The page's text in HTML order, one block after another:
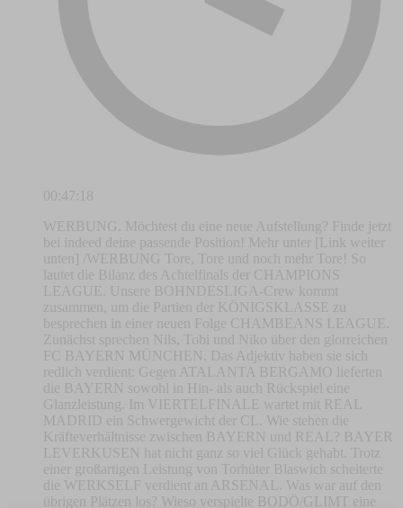
00:47:18
WERBUNG. Möchtest du eine neue Aufstellung? Finde jetzt
bei indeed deine passende Position! Mehr unter [Link weiter
unten] /WERBUNG Tore, Tore und noch mehr Tore! So
lautet die Bilanz des Achtelfinals der CHAMPIONS
LEAGUE. Unsere BOHNDESLIGA-Crew kommt
zusammen, um die Partien der KÖNIGSKLASSE zu
besprechen in einer neuen Folge CHAMBEANS LEAGUE.
Zunächst sprechen Nils, Tobi und Niko über den glorreichen
FC BAYERN MÜNCHEN. Das Adjektiv haben sie sich
redlich verdient: Gegen ATALANTA BERGAMO lieferten
die BAYERN sowohl in Hin- als auch Rückspiel eine
Glanzleistung. Im VIERTELFINALE wartet mit REAL
MADRID ein Schwergewicht der CL. Wie stehen die
Kräfteverhältnisse zwischen BAYERN und REAL? BAYER
LEVERKUSEN hat nicht ganz so viel Glück gehabt. Trotz
einer großartigen Leistung von Torhüter Blaswich scheiterte
die WERKSELF verdient an ARSENAL. Was war auf den
übrigen Plätzen los? Wieso verspielte BODÖ/GLIMT eine